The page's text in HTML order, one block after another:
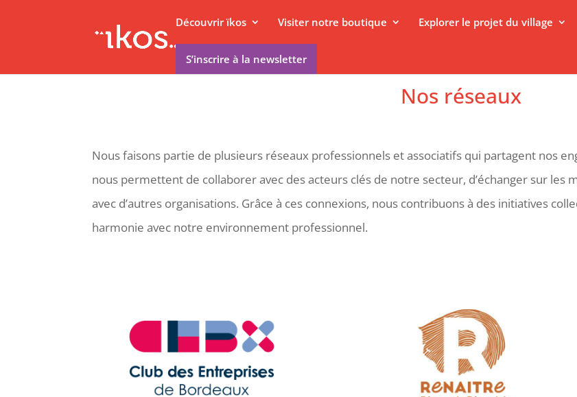
Découvrir ïkos Visiter notre boutique Explorer le projet du village
S’inscrire à la newsletter
Nos réseaux
Nous faisons partie de plusieurs réseaux professionnels et associatifs qui partagent nos
nous permettent de collaborer avec des acteurs clés de notre secteur, d’échanger sur
avec d’autres organisations. Grâce à ces connexions, nous contribuons à des initiatives
harmonie avec notre environnement professionnel.